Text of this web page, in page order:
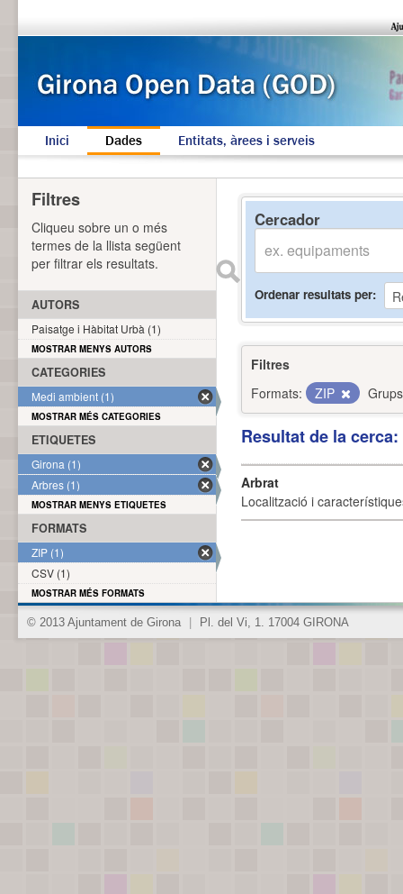
Inici Dades Entitats, àrees i serveis
Cercador
Ordenar resultats per
Filtres
Formats:
ZIP
Resultat de la
Arbrat
Localització i
Filtres
Cliqueu sobre un o més
termes de la llista següent
per filtrar els resultats.
AUTORS
Paisatge i Hàbitat Urbà (1)
MOSTRAR MENYS AUTORS
CATEGORIES
Medi ambient (1)
MOSTRAR MÉS CATEGORIES
ETIQUETES
Girona (1)
Arbres (1)
MOSTRAR MENYS ETIQUETES
FORMATS
ZIP (1)
CSV (1)
MOSTRAR MÉS FORMATS
© 2013 Ajuntament de Girona Pl. del Vi, 1. 17004 GIRONA